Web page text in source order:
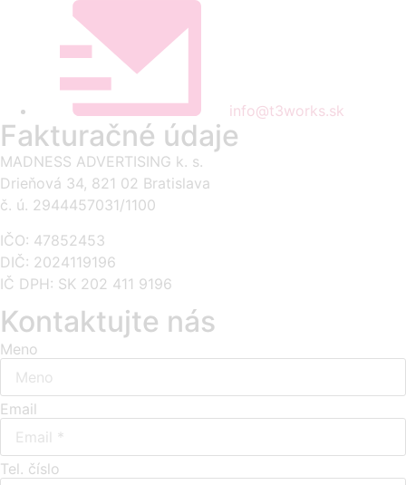
info@t3works.sk
Fakturačné údaje
MADNESS ADVERTISING k. s.
Drieňová 34, 821 02 Bratislava
č. ú. 2944457031/1100
IČO: 47852453
DIČ: 2024119196
IČ DPH: SK 202 411 9196
Kontaktujte nás
Meno
Email
Tel. číslo